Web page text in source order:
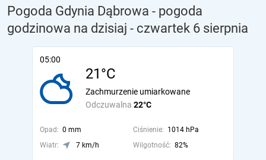
Pogoda Gdynia Dąbrowa - pogoda
godzinowa na dzisiaj - czwartek 6 sierpnia
05:00
21°C
Odczuwalna 22°C
Zachmurzenie umiarkowane
Opad: 0 mm Ciśnienie: 1014 hPa
Wiatr:
7 km/h Wilgotność: 82%